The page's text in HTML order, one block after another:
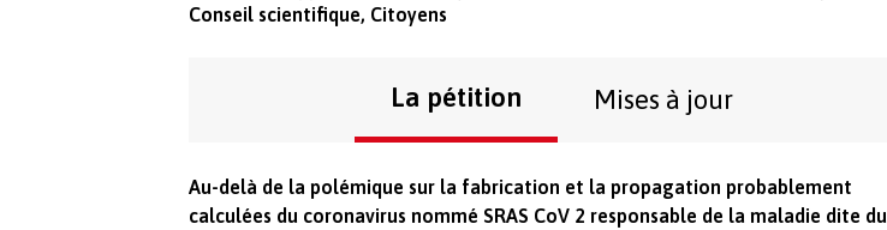
Conseil scientifique, Citoyens
La pétition Mises à jour
Au-delà de la polémique sur la fabrication et la propagation probablement
calculées du coronavirus nommé SRAS CoV 2 responsable de la maladie dite du